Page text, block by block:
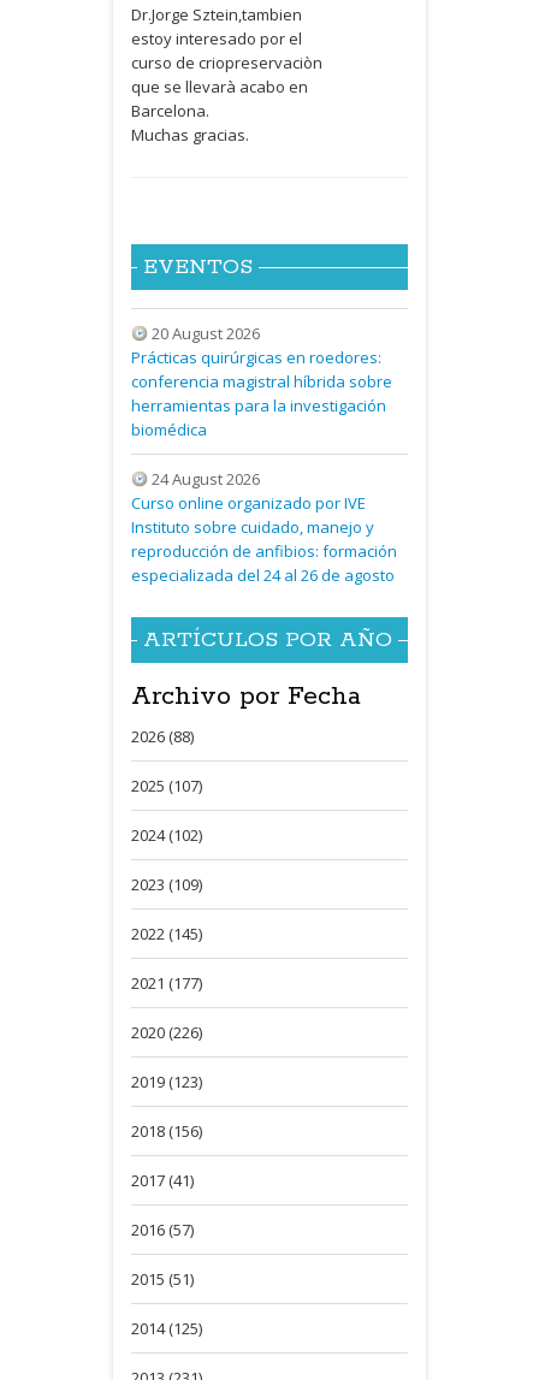
Dr.Jorge Sztein,tambien
estoy interesado por el
curso de criopreservaciòn
que se llevarà acabo en
Barcelona.
Muchas gracias.
EVENTOS
20 August 2026
Prácticas quirúrgicas en roedores:
conferencia magistral híbrida sobre
herramientas para la investigación
biomédica
24 August 2026
Curso online organizado por IVE
Instituto sobre cuidado, manejo y
reproducción de anfibios: formación
especializada del 24 al 26 de agosto
ARTÍCULOS POR AÑO
Archivo por Fecha
2026 (88)
2025 (107)
2024 (102)
2023 (109)
2022 (145)
2021 (177)
2020 (226)
2019 (123)
2018 (156)
2017 (41)
2016 (57)
2015 (51)
2014 (125)